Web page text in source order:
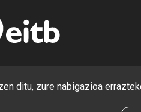
ditu, zure nabigazioa